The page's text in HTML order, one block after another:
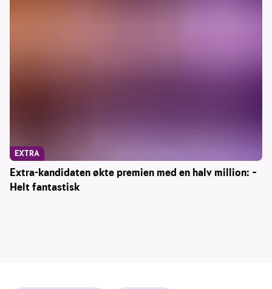
Extra-kandidaten økte premien med en halv million: –
Helt fantastisk
EXTRA